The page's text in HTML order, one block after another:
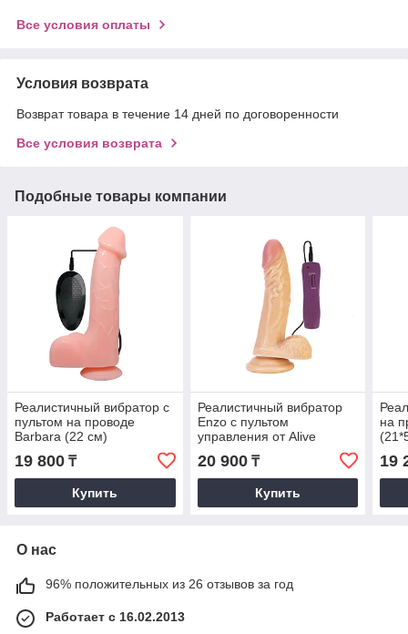
Все условия оплаты
Условия возврата
Возврат товара в течение 14 дней по договоренности
Все условия возврата
Подобные товары компании
Реалистичный вибратор с
пультом на проводе
Barbara (22 см)
19 800 ₸
Купить
Реалистичный вибратор
Enzo с пультом
управления от Alive
20 900₸
Купить
на
19
О нас
96% положительных из 26 отзывов за год
Работает с 16.02.2013